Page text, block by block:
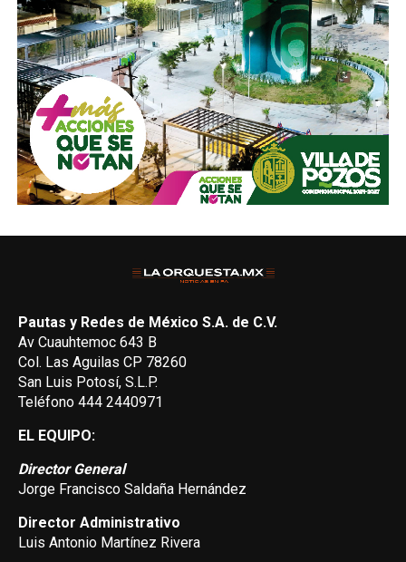
Pautas y Redes de México S.A. de C.V.
Av Cuauhtemoc 643 B
Col. Las Aguilas CP 78260
San Luis Potosí, S.L.P.
Teléfono 444 2440971
EL EQUIPO:
Director General
Jorge Francisco Saldaña Hernández
Director Administrativo
Luis Antonio Martínez Rivera